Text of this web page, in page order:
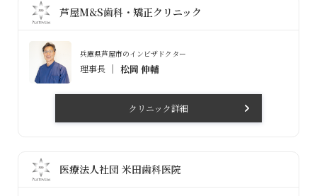
芦屋M&S歯科・矯正クリニック
兵庫県芦屋市のインビザドクター
理事長 松岡 伸輔
クリニック詳細
医療法人社団 米田歯科医院